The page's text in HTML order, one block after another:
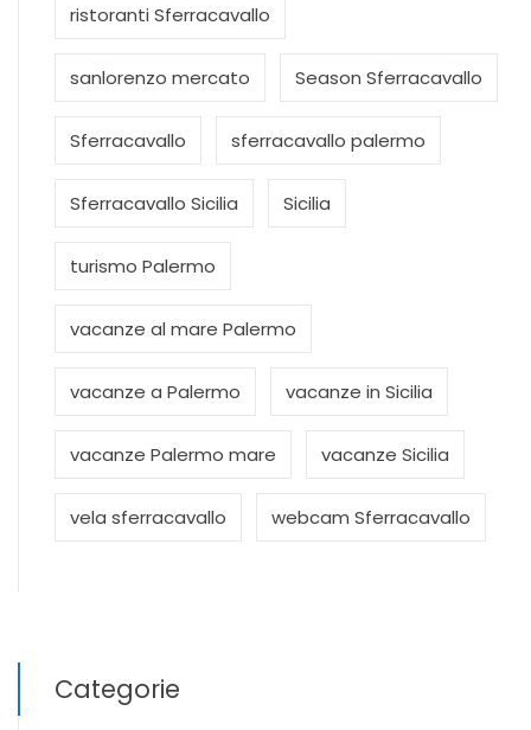
ristoranti Sferracavallo
sanlorenzo mercato Season Sferracavallo
Sferracavallo sferracavallo palermo
Sferracavallo Sicilia Sicilia
turismo Palermo
vacanze al mare Palermo
vacanze a Palermo vacanze in Sicilia
vacanze Palermo mare vacanze Sicilia
vela sferracavallo webcam Sferracavallo
Categorie